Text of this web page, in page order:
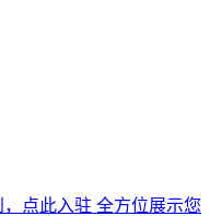
点此入驻 全方位展示您